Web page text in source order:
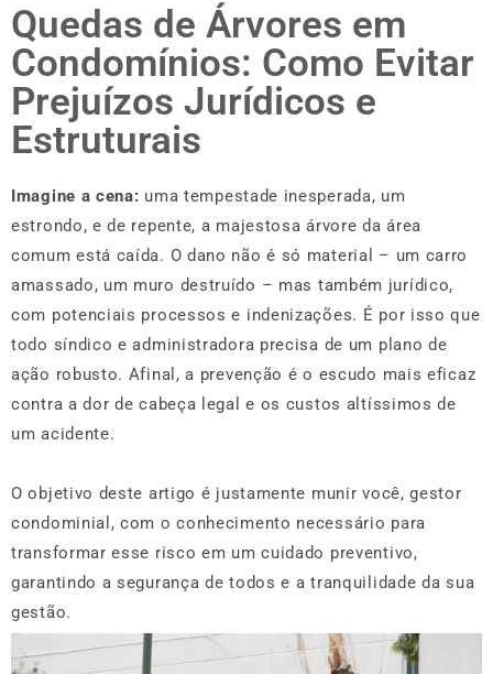
Quedas de Árvores em
Condomínios: Como Evitar
Prejuízos Jurídicos e
Estruturais
Imagine a cena: uma tempestade inesperada, um
estrondo, e de repente, a majestosa árvore da área
comum está caída. O dano não é só material – um carro
amassado, um muro destruído – mas também jurídico,
com potenciais processos e indenizações. É por isso que
todo síndico e administradora precisa de um plano de
ação robusto. Afinal, a prevenção é o escudo mais eficaz
contra a dor de cabeça legal e os custos altíssimos de
um acidente.
O objetivo deste artigo é justamente munir você, gestor
condominial, com o conhecimento necessário para
transformar esse risco em um cuidado preventivo,
garantindo a segurança de todos e a tranquilidade da sua
gestão.